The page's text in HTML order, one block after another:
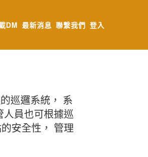
DM 最新消息 聯繫我們 登入
巡邏系統， 系
人員也可根據巡
安全性， 管理